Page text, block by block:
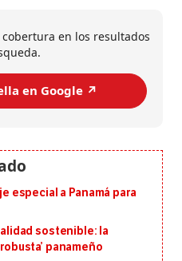
en los resultados
en Google ↗️
especial a Panamá para
sostenible: la
panameño